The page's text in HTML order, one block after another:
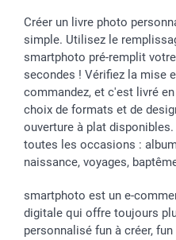
Créer un livre photo
simple. Utilisez le
smartphoto pré-remplit
secondes ! Vérifiez la mise
commandez, et c'est livré
choix de formats et de
ouverture à plat
toutes les occasions :
naissance, voyages,
smartphoto est un e-
digitale qui offre toujours
personnalisé fun à créer,